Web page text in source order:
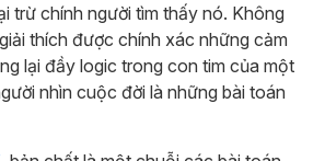
trừ chính người tìm thấy nó. Không
thích được chính xác những cảm
lại đầy logic trong con tim của một
nhìn cuộc đời là những bài toán